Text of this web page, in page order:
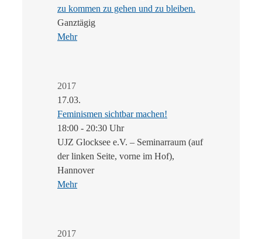
zu kommen zu gehen und zu bleiben.
Ganztägig
Mehr
2017
17.03.
Feminismen sichtbar machen!
18:00 - 20:30 Uhr
UJZ Glocksee e.V. – Seminarraum (auf
der linken Seite, vorne im Hof),
Hannover
Mehr
2017